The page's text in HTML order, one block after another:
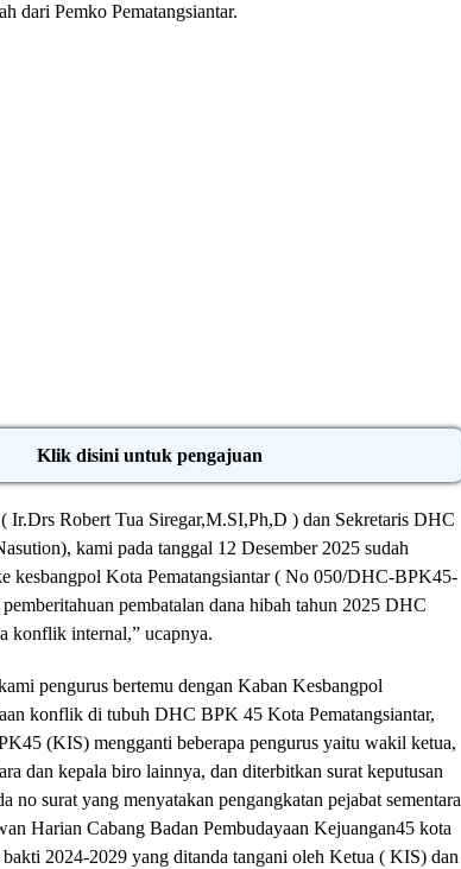
dari Pemko Pematangsiantar.
Klik disini untuk pengajuan
Ir.Drs Robert Tua Siregar,M.SI,Ph,D ) dan Sekretaris DHC
kami pada tanggal 12 Desember 2025 sudah
kesbangpol Kota Pematangsiantar ( No 050/DHC-BPK45-
pembatalan dana hibah tahun 2025 DHC
konflik internal,” ucapnya.
pengurus bertemu dengan Kaban Kesbangpol
konflik di tubuh DHC BPK 45 Kota Pematangsiantar,
(KIS) mengganti beberapa pengurus yaitu wakil ketua,
dan kepala biro lainnya, dan diterbitkan surat keputusan
no surat yang menyatakan pengangkatan pejabat sementara
Harian Cabang Badan Pembudayaan Kejuangan45 kota
bakti 2024-2029 yang ditanda tangani oleh Ketua ( KIS) dan